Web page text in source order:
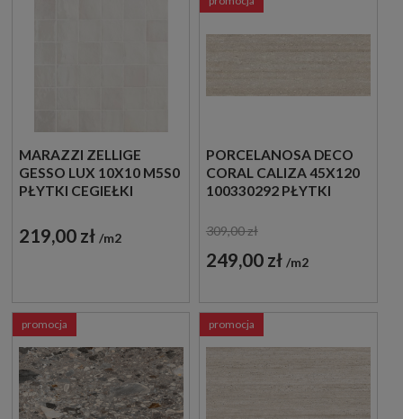
MARAZZI ZELLIGE
GESSO LUX 10X10 M5S0
PŁYTKI CEGIEŁKI
219,00 zł m2
PORCELANOSA DECO
CORAL CALIZA 45X120
100330292 PŁYTKI
KAMIEŃ
309,00 zł
249,00 zł m2
promocja promocja